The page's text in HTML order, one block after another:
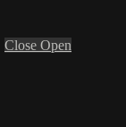
Close Open